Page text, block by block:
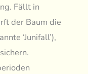
Fällt in
der Baum die
‘Junifall’),